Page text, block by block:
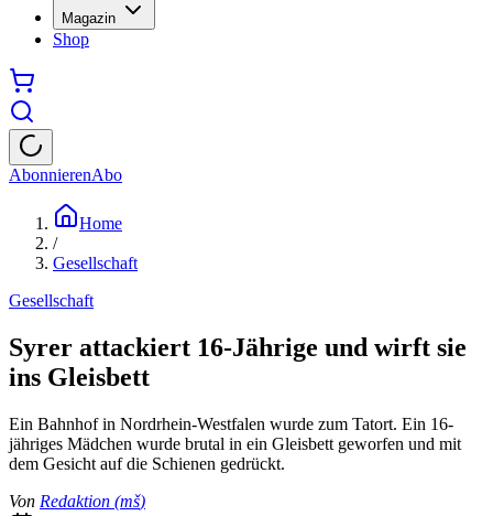
Magazin
Shop
AbonnierenAbo
Home
/
Gesellschaft
Gesellschaft
Syrer attackiert 16-Jährige und wirft sie
ins Gleisbett
Ein Bahnhof in Nordrhein-Westfalen wurde zum Tatort. Ein 16-
jähriges Mädchen wurde brutal in ein Gleisbett geworfen und mit
dem Gesicht auf die Schienen gedrückt.
Von Redaktion (mš)